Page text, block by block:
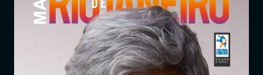
Revistas
Jornais